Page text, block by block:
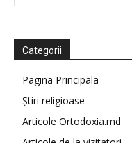
Categorii
Pagina Principala
Știri religioase
Articole Ortodoxia.md